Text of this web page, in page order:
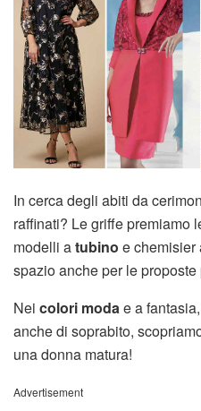
In cerca degli abiti da
raffinati? Le griffe premiamo
modelli atubino e chemisier
spazio anche per le proposte
Nei colori moda e a
anche di soprabito,
una donna matura!
Advertisement